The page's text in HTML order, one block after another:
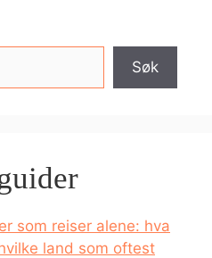
Søk
som reiser alene: hva
land som oftest